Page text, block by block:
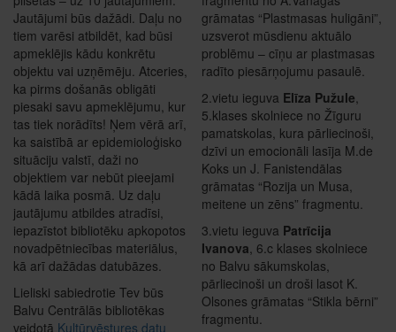
Jautājumi būs dažādi. Daļu no
tiem varēsi atbildēt, kad būsi
apmeklējis kādu konkrētu
objektu vai uzņēmēju. Atceries,
ka pirms došanās obligāti
piesaki savu apmeklējumu, kur
tas tiek norādīts! Ņem vērā arī,
ka saistībā ar epidemioloģisko
situāciju valstī, daži no
objektiem var nebūt pieejami
kādā laika posmā. Uz daļu
jautājumu atbildes atradīsi,
iepazīstot bibliotēku apkopotos
novadpētniecības materiālus,
kā arī dažādas datubāzes.
Lieliski sabiedrotie Tev būs
Balvu Centrālās bibliotēkas
veidotā Kultūrvēstures datu
grāmatas “Plastmasas huligāni”,
uzsverot mūsdienu aktuālo
problēmu – cīņu ar plastmasas
radīto piesārņojumu pasaulē.
2.vietu ieguva Elīza Pužule,
5.klases skolniece no Žīguru
pamatskolas, kura pārliecinoši,
dzīvi un emocionāli lasīja M.de
Koks un J. Fanistendālas
grāmatas “Rozija un Musa,
meitene un zēns” fragmentu.
3.vietu ieguva Patrīcija
Ivanova, 6.c klases skolniece
no Balvu sākumskolas,
pārliecinoši un droši lasot K.
Olsones grāmatas “Stikla bērni”
fragmentu.